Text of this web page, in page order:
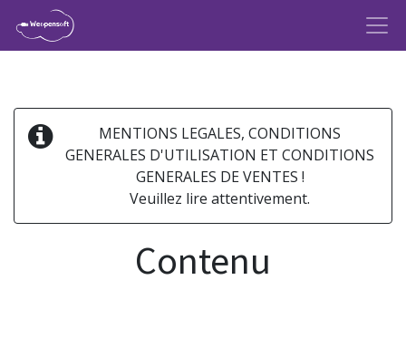
MENTIONS LEGALES, CONDITIONS
GENERALES D'UTILISATION ET CONDITIONS
GENERALES DE VENTES !
Veuillez lire attentivement.
Contenu